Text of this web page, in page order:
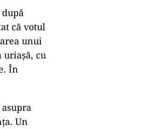
că votul
unui
uriașă, cu
În
Un